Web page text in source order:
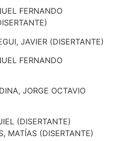
FERNANDO
JAVIER (DISERTANTE)
FERNANDO
JORGE OCTAVIO
(DISERTANTE)
MATÍAS (DISERTANTE)